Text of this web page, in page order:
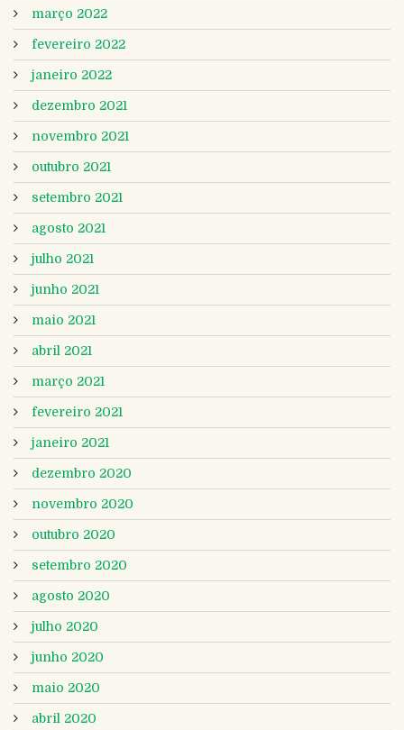
março 2022
fevereiro 2022
janeiro 2022
dezembro 2021
novembro 2021
outubro 2021
setembro 2021
agosto 2021
julho 2021
junho 2021
maio 2021
abril 2021
março 2021
fevereiro 2021
janeiro 2021
dezembro 2020
novembro 2020
outubro 2020
setembro 2020
agosto 2020
julho 2020
junho 2020
maio 2020
abril 2020